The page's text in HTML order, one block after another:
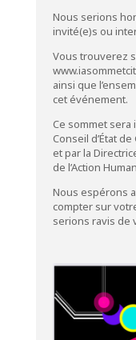
Nous serions
invité(e)s ou
Vous trouverez
ainsi que
cet événement.
Ce sommet
Conseil d’État
et par la
de l’Action
Nous espérons
compter sur
serions ravis de